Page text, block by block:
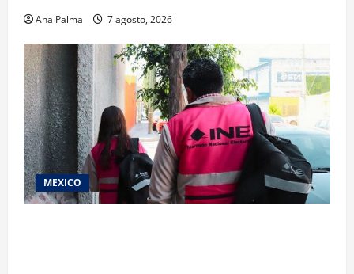
Ana Palma 7 agosto, 2026
MEXICO